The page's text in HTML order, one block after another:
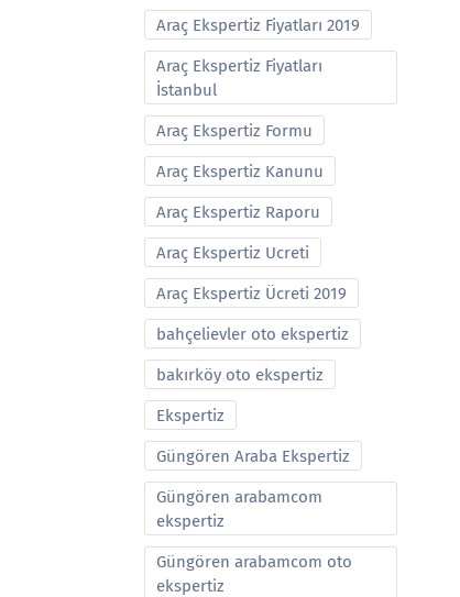
Araç Ekspertiz Fiyatları 2019
Araç Ekspertiz Fiyatları
İstanbul
Araç Ekspertiz Formu
Araç Ekspertiz Kanunu
Araç Ekspertiz Raporu
Araç Ekspertiz Ucreti
Araç Ekspertiz Ücreti 2019
bahçelievler oto ekspertiz
bakırköy oto ekspertiz
Ekspertiz
Güngören Araba Ekspertiz
Güngören arabamcom
ekspertiz
Güngören arabamcom oto
ekspertiz